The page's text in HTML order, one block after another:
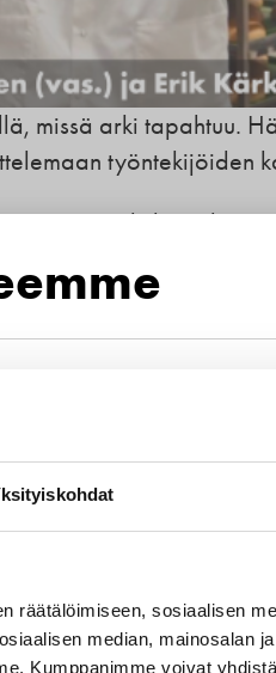
räätälöimiseen, sosiaalisen
median, mainosalan
Kumppanimme voivat
missä arki tapahtuu.
työntekijöiden
että Porokylän
viikoittain myös
ja loppuosan
että sujuvan arjen
tiimin kanssa,
ja matala kynnys